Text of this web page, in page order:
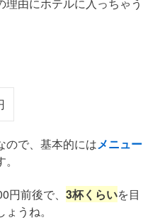
ので、基本的にはメニュー
円前後で、 3杯くらいを目
うね。